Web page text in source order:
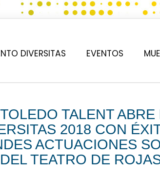
DIVERSITAS EVENTOS
TALENT ABRE
2018 CON
ACTUACIONES
TEATRO DE